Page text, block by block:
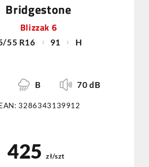
Bridgestone
Blizzak 6
55 R16 91 H
B 70 dB
3286343139912
425 zł/szt